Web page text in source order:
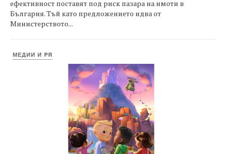
ефективност поставят под риск пазара на имоти в
България. Тъй като предложението идва от
Министерството...
МЕДИИ И PR